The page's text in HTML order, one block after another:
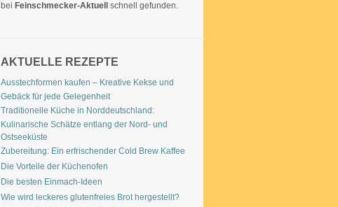
bei Feinschmecker-Aktuell schnell gefunden.
AKTUELLE REZEPTE
Ausstechformen kaufen – Kreative Kekse und
Gebäck für jede Gelegenheit
Traditionelle Küche in Norddeutschland:
Kulinarische Schätze entlang der Nord- und
Ostseeküste
Zubereitung: Ein erfrischender Cold Brew Kaffee
Die Vorteile der Küchenofen
Die besten Einmach-Ideen
Wie wird leckeres glutenfreies Brot hergestellt?